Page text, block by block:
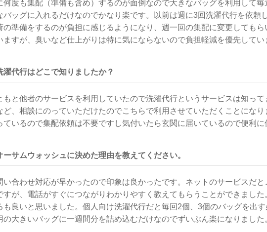
何度も集配（準備も含め）するのが面倒なので大きなバッグを利用して
バッグに入れるだけなのでかなり楽です。以前は週に3回洗濯代行を依頼
の準備をするのが負担に感じるようになり、週一回の集配に変更しても
ますが、臭いなど仕上がりは特に気にならないので負担軽減を優先してい
濯代行はどこで知りましたか？
もと他者のサービスを利用していたので洗濯代行というサービスは知っ
ど、相談にのっていただけたのでこちらで利用させていただくことにな
ているので集配依頼は不要ですし気付いたら玄関に届いているので便利に
ーサムウォッシュに決めた理由を教えてください。
い合わせ対応が早かったので印象は良かったです。ネットのサービスだ
すが、電話がすぐにつながりわかりやすく教えてもらうことができまし
も良いと思いました。個人向け洗濯代行だと毎回2個、3個のバッグを出
の大きいバッグに一週間分を詰め込むだけなのでずいぶん楽になりました